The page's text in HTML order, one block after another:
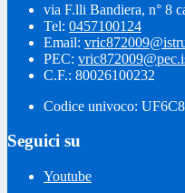
via F.lli Bandiera, n° 8
Tel: 0457100124
Email:
PEC:
C.F.: 80026100232
Codice univoco:
Seguici su
Youtube